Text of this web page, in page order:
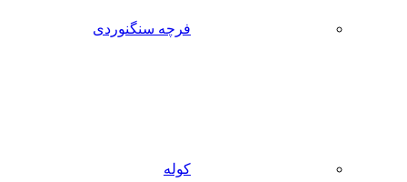
فرچه سنگنوردی
کوله